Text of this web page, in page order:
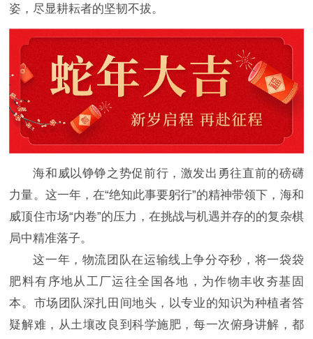
姿，尽显耕耘者的坚韧不拔。
海和威以铮铮之势促前行，激发出勇往直前的磅礴
力量。这一年，在“绝知此事要躬行”的精神带领下，海和
威顶住市场“内卷”的压力，在挑战与机遇并存的的复杂棋
局中精准落子。
这一年，物流团队在运输线上争分夺秒，将一袋袋
肥料有序地从工厂运往全国各地，为作物丰收夯基固
本。市场团队深扎田间地头，以专业的知识为种植者答
疑解难，从土壤改良到科学施肥，每一次俯身讲解，都